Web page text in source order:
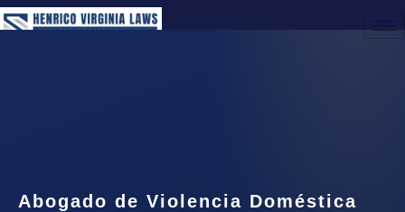
Abogado de Violencia Doméstica